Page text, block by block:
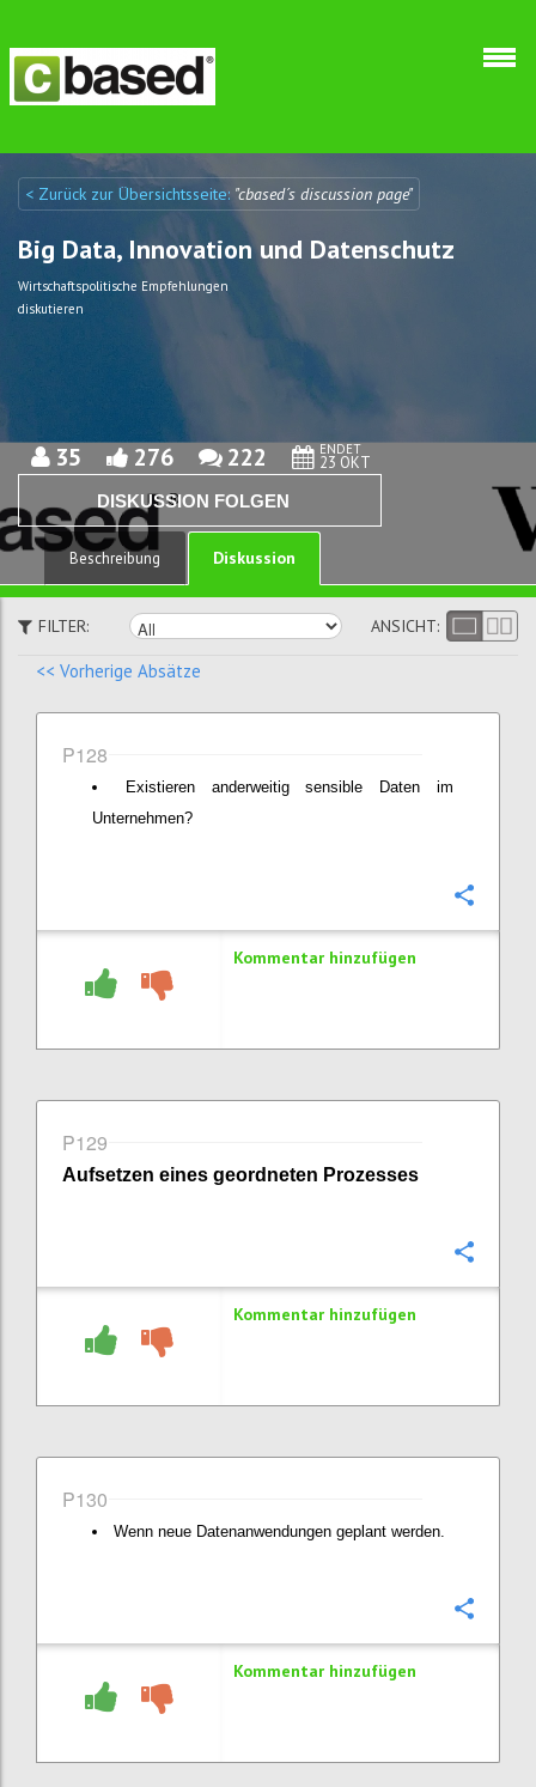
Discuto
Discuto
< Zurück zur Übersichtsseite: "cbased´s discussion page"
Big Data, Innovation und Datenschutz
Wirtschaftspolitische Empfehlungen
diskutieren
35 276 222 ENDET
23 OKT
DISKUSSION FOLGEN
Beschreibung Diskussion
FILTER: ANSICHT:
<< Vorherige Absätze
P128
Existieren anderweitig sensible Daten im
Unternehmen?
Kommentar hinzufügen
P129
Aufsetzen eines geordneten Prozesses
Kommentar hinzufügen
P130
Wenn neue Datenanwendungen geplant werden.
Kommentar hinzufügen